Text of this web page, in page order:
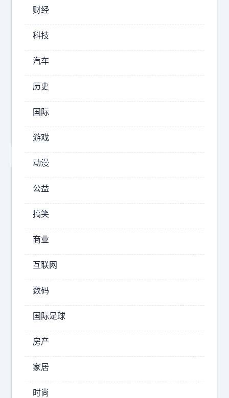
08-
13:45
联
料
考
的
原
因
具
！
终
于
知
么
么
财经
科技
汽车
历史
国际
游戏
动漫
公益
搞笑
商业
互联网
数码
国际足球
房产
家居
时尚